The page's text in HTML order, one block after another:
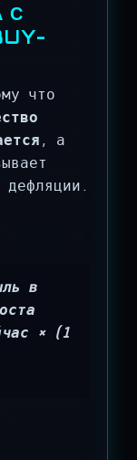
С
что
, а
в
× (1